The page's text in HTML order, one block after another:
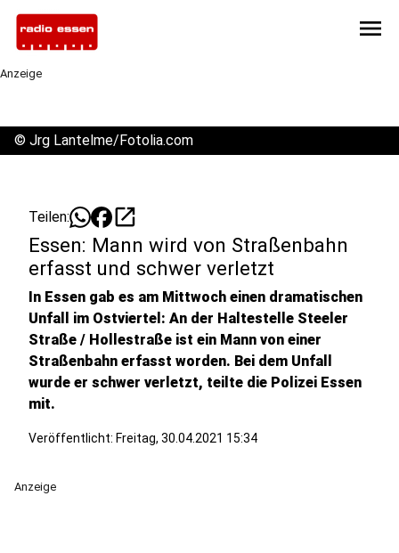
menu
Anzeige
© Jrg Lantelme/Fotolia.com
Teilen: open_in_new
Essen: Mann wird von Straßenbahn
erfasst und schwer verletzt
In Essen gab es am Mittwoch einen dramatischen
Unfall im Ostviertel: An der Haltestelle Steeler
Straße / Hollestraße ist ein Mann von einer
Straßenbahn erfasst worden. Bei dem Unfall
wurde er schwer verletzt, teilte die Polizei Essen
mit.
Veröffentlicht: Freitag, 30.04.2021 15:34
Anzeige